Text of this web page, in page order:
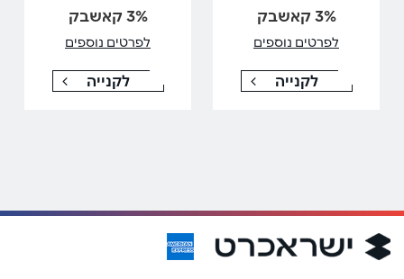
3% קאשבק
לפרטים נוספים
לקנייה
3% קאשבק
לפרטים נוספים
לקנייה